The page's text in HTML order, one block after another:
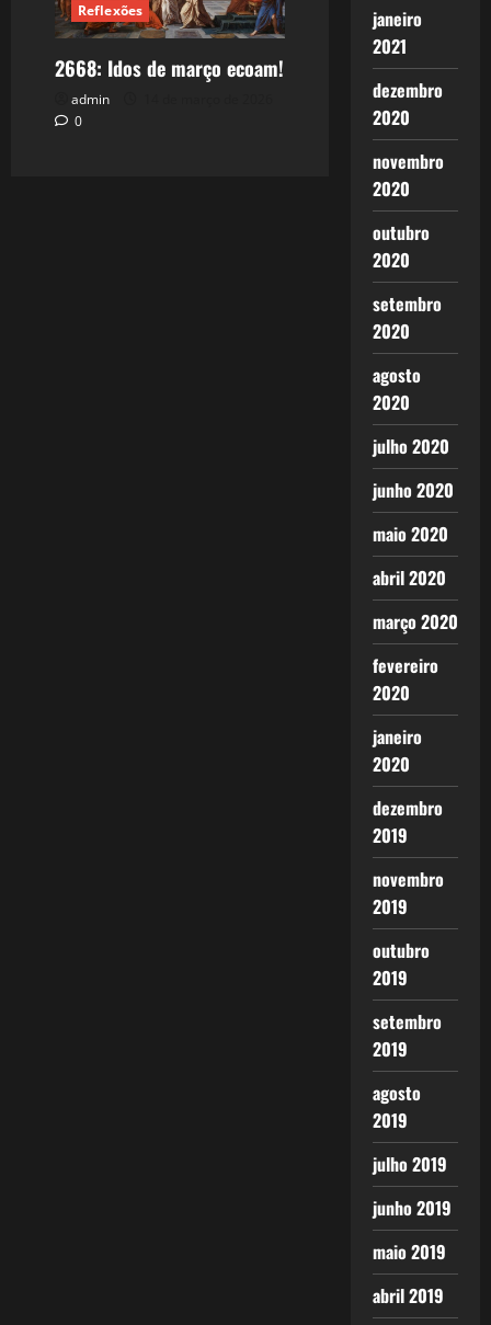
Reflexões
2668: Idos de março ecoam!
admin
0
janeiro
2021
dezembro
2020
novembro
2020
outubro
2020
setembro
2020
agosto
2020
julho 2020
junho 2020
maio 2020
abril 2020
março 2020
fevereiro
2020
janeiro
2020
dezembro
2019
novembro
2019
outubro
2019
setembro
2019
agosto
2019
julho 2019
junho 2019
maio 2019
abril 2019